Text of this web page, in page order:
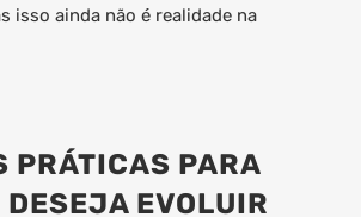
isso ainda não é realidade na
PRÁTICAS PARA
DESEJA EVOLUIR